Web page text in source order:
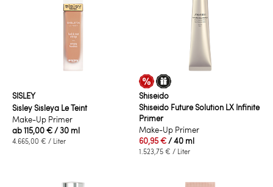
SISLEY
Sisley Sisleya Le Teint
Make-Up Primer
ab115,00 €/ 30 ml
4.665,00 € / Liter
Shiseido
Shiseido Future Solution LX Infinite
Primer
Make-Up Primer
60,95 €/ 40 ml
1.523,75 € / Liter